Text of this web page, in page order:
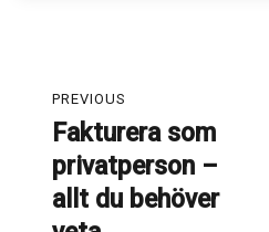
PREVIOUS
Previous
post:
Fakturera som
privatperson –
allt du behöver